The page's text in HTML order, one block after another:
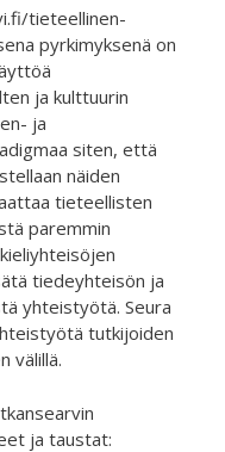
tieteellinen-
pyrkimyksenä on
ja kulttuurin
ja
siten, että
näiden
tieteellisten
paremmin
tiedeyhteisön ja
yhteistyötä. Seura
tutkijoiden
välillä.
ja taustat: